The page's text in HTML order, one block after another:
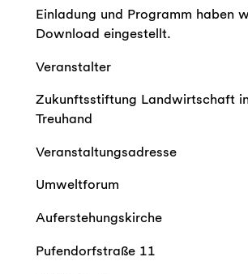
Einladung und Programm haben
Download eingestellt.
Veranstalter
Zukunftsstiftung Landwirtschaft
Treuhand
Veranstaltungsadresse
Umweltforum
Auferstehungskirche
Pufendorfstraße 11